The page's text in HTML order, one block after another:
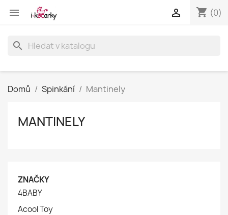
 shopping_cart (0)

search
Domů Spinkání Mantinely
MANTINELY
ZNAČKY
4BABY
Acool Toy